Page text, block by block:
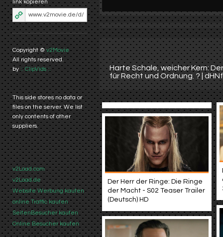
link kopieren
Copyright © v2Movie
All rights reserved.
by :: ClipVids ::
This side stores no data or
files on the server. We list
only contents of other
suppliers.
v2Load.com
v2Load.de
Website Werbung kaufen
online Traffic kaufen
SeitenBesucher kaufen
Online Besucher kaufen
Harte Schale, weicher Kern:
für Recht und Ordnung. ? |
Der Herr der Ringe: Die Ringe
der Macht - S02 Teaser Trailer
(Deutsch) HD